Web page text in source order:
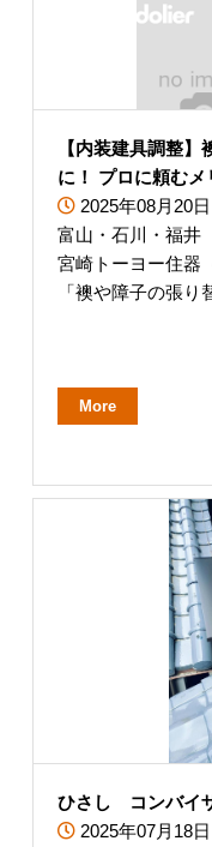
【内装建具調整
に！ プロに頼む
2025年08月20日
富山・石川・福井
宮崎トーヨー住器
「襖や障子の張
More
ひさし コンバイ
2025年07月18日